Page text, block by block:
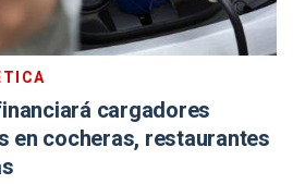
cargadores
en cocheras, restaurantes